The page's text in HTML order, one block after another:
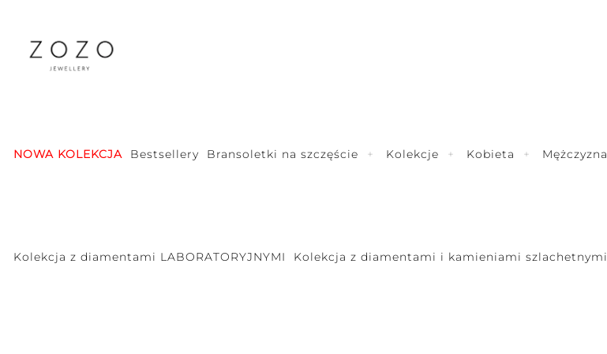
NOWA KOLEKCJA Bestsellery Bransoletki na szczęście Kolekcje Kobieta Mężczyzna
Kolekcja z diamentami LABORATORYJNYMI Kolekcja z diamentami i kamieniami szlachetnymi